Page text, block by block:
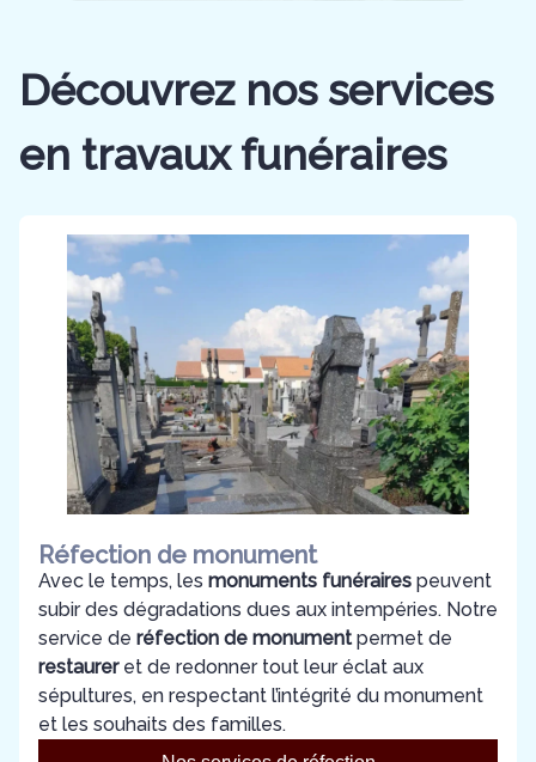
Découvrez nos services
en travaux funéraires
Réfection de monument
Avec le temps, les monuments funéraires peuvent
subir des dégradations dues aux intempéries. Notre
service de réfection de monumentpermet de
restaureret de redonner tout leur éclat aux
sépultures, en respectant l’intégrité du monument
et les souhaits des familles.